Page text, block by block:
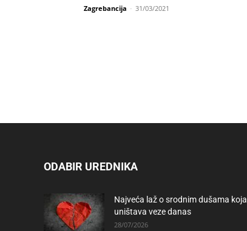
Zagrebancija - 31/03/2021
ODABIR UREDNIKA
Najveća laž o srodnim dušama koja
uništava veze danas
28/07/2026